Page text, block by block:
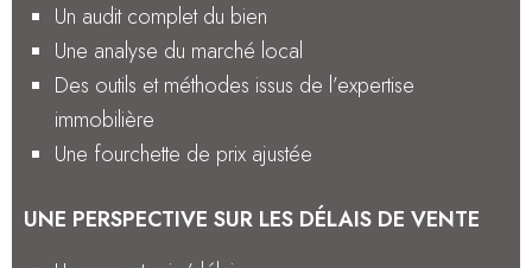
Un audit complet du bien
Une analyse du marché local
Des outils et méthodes issus de l’expertise
immobilière
Une fourchette de prix ajustée
UNE PERSPECTIVE SUR LES DÉLAIS DE VENTE